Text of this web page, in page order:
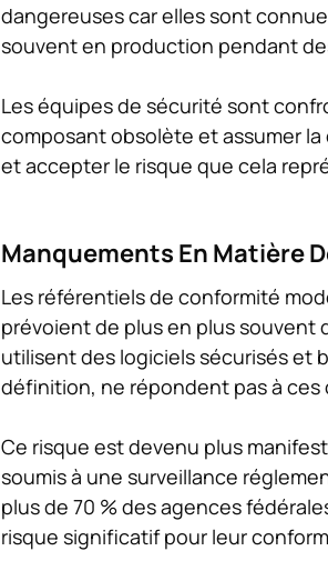
dangereuses car elles sont
souvent en production pendant
Les équipes de sécurité sont
composant obsolète et assumer
et accepter le risque que cela
Manquements En Matière
Les référentiels de conformité
prévoient de plus en plus souvent
utilisent des logiciels sécurisés et
définition, ne répondent pas à ces
Ce risque est devenu plus
soumis à une surveillance
plus de 70 % des agences
risque significatif pour leur